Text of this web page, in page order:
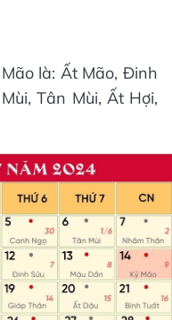
là: Ất Mão, Đinh
Tân Mùi, Ất Hợi,